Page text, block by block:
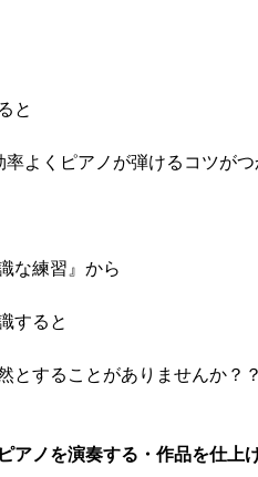
と
よくピアノが弾けるコツが
な練習』から
すると
とすることがありませんか？？
アノを演奏する・作品を仕上